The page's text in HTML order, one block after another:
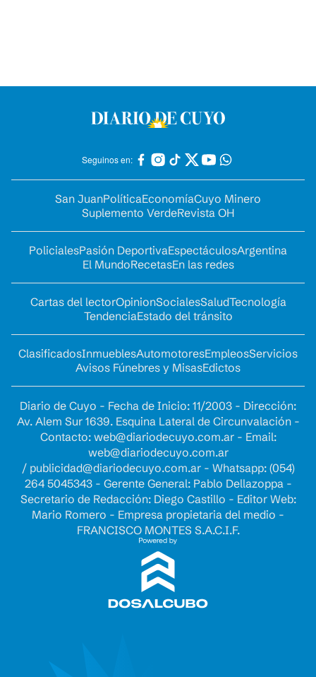
Seguinos en:
San JuanPolíticaEconomíaCuyo Minero
Suplemento VerdeRevista OH
PolicialesPasión DeportivaEspectáculosArgentina
El MundoRecetasEn las redes
Cartas del lectorOpinionSocialesSaludTecnología
TendenciaEstado del tránsito
ClasificadosInmueblesAutomotoresEmpleosServicios
Avisos Fúnebres y MisasEdictos
Diario de Cuyo - Fecha de Inicio: 11/2003 - Dirección:
Av. Alem Sur 1639. Esquina Lateral de Circunvalación -
Contacto: web@diariodecuyo.com.ar- Email:
web@diariodecuyo.com.ar
/ publicidad@diariodecuyo.com.ar- Whatsapp: (054)
264 5045343 - Gerente General: Pablo Dellazoppa -
Secretario de Redacción: Diego Castillo - Editor Web:
Mario Romero - Empresa propietaria del medio -
FRANCISCO MONTES S.A.C.I.F.